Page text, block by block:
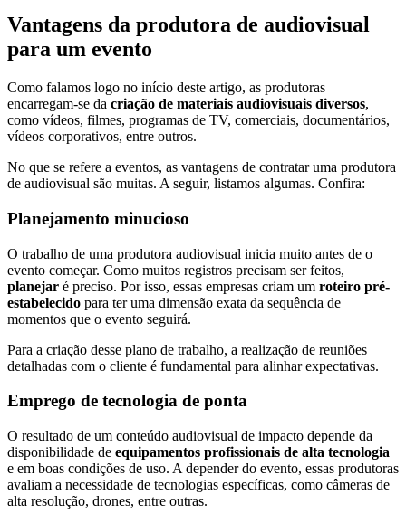
Vantagens da produtora de audiovisual
para um evento
Como falamos logo no início deste artigo, as produtoras
encarregam-se da criação de materiais audiovisuais diversos,
como vídeos, filmes, programas de TV, comerciais, documentários,
vídeos corporativos, entre outros.
No que se refere a eventos, as vantagens de contratar uma produtora
de audiovisual são muitas. A seguir, listamos algumas. Confira:
Planejamento minucioso
O trabalho de uma produtora audiovisual inicia muito antes de o
evento começar. Como muitos registros precisam ser feitos,
planejar é preciso. Por isso, essas empresas criam um roteiro pré-
estabelecido para ter uma dimensão exata da sequência de
momentos que o evento seguirá.
Para a criação desse plano de trabalho, a realização de reuniões
detalhadas com o cliente é fundamental para alinhar expectativas.
Emprego de tecnologia de ponta
O resultado de um conteúdo audiovisual de impacto depende da
disponibilidade de equipamentos profissionais de alta tecnologia
e em boas condições de uso. A depender do evento, essas produtoras
avaliam a necessidade de tecnologias específicas, como câmeras de
alta resolução, drones, entre outras.